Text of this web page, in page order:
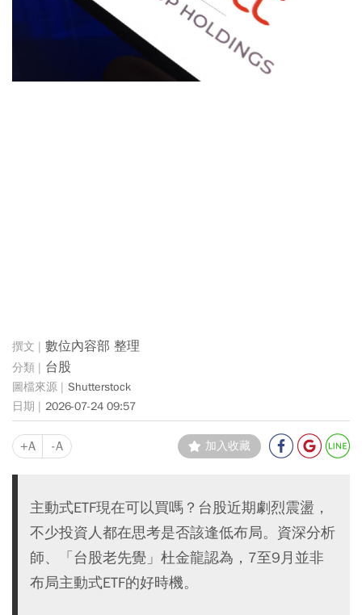
數位內容部 整理
台股
Shutterstock
2026-07-24 09:57
+A -A 加入收藏
主動式ETF現在可以買嗎？台股近期劇烈震盪，
不少投資人都在思考是否該逢低布局。資深分析
師、「台股老先覺」杜金龍認為，7至9月並非
布局主動式ETF的好時機。